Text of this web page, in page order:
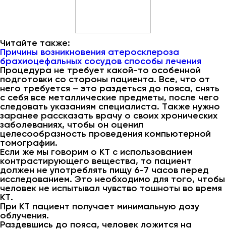
Читайте также:
Причины возникновения атеросклероза
брахиоцефальных сосудов способы лечения
Процедура не требует какой-то особенной
подготовки со стороны пациента. Все, что от
него требуется – это раздеться до пояса, снять
с себя все металлические предметы, после чего
следовать указаниям специалиста. Также нужно
заранее рассказать врачу о своих хронических
заболеваниях, чтобы он оценил
целесообразность проведения компьютерной
томографии.
Если же мы говорим о КТ с использованием
контрастирующего вещества, то пациент
должен не употреблять пищу 6-7 часов перед
исследованием. Это необходимо для того, чтобы
человек не испытывал чувство тошноты во время
КТ.
При КТ пациент получает минимальную дозу
облучения.
Раздевшись до пояса, человек ложится на